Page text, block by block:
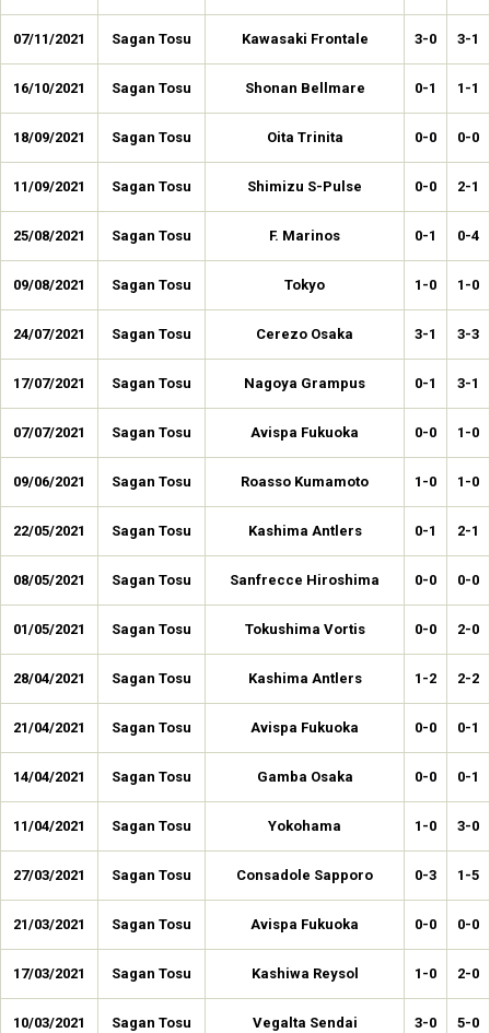
07/11/2021 Sagan Tosu Kawasaki Frontale 3-0 3-1
16/10/2021 Sagan Tosu Shonan Bellmare 0-1 1-1
18/09/2021 Sagan Tosu Oita Trinita 0-0 0-0
11/09/2021 Sagan Tosu Shimizu S-Pulse 0-0 2-1
25/08/2021 Sagan Tosu F. Marinos 0-1 0-4
09/08/2021 Sagan Tosu Tokyo 1-0 1-0
24/07/2021 Sagan Tosu Cerezo Osaka 3-1 3-3
17/07/2021 Sagan Tosu Nagoya Grampus 0-1 3-1
07/07/2021 Sagan Tosu Avispa Fukuoka 0-0 1-0
09/06/2021 Sagan Tosu Roasso Kumamoto 1-0 1-0
22/05/2021 Sagan Tosu Kashima Antlers 0-1 2-1
08/05/2021 Sagan Tosu Sanfrecce Hiroshima 0-0 0-0
01/05/2021 Sagan Tosu Tokushima Vortis 0-0 2-0
28/04/2021 Sagan Tosu Kashima Antlers 1-2 2-2
21/04/2021 Sagan Tosu Avispa Fukuoka 0-0 0-1
14/04/2021 Sagan Tosu Gamba Osaka 0-0 0-1
11/04/2021 Sagan Tosu Yokohama 1-0 3-0
27/03/2021 Sagan Tosu Consadole Sapporo 0-3 1-5
21/03/2021 Sagan Tosu Avispa Fukuoka 0-0 0-0
17/03/2021 Sagan Tosu Kashiwa Reysol 1-0 2-0
10/03/2021 Sagan Tosu Vegalta Sendai 3-0 5-0